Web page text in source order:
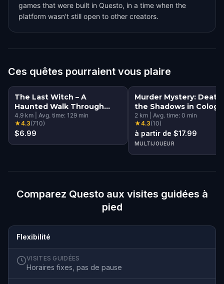
games that were built in Questo, in a time when the
platform wasn't still open to other creators.
Ces quêtes pourraient vous plaire
The Last Witch – A
Haunted Walk Through
Cologne Walking Tour &
Escape Game
4.9 km Avg. time: 129 min
★4.3(710)
$6.99
Murder Mystery: Death
the Shadows in
2 km Avg. time: 0 min
★4.3(10)
à partir de $17.99
MULTIJOUEUR
Comparez Questo aux visites guidées à
pied
Flexibilité
VISITES GUIDÉES
Horaires fixes, pas de pause